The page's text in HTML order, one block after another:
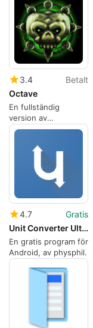
3.4
Betalt
Octave
En fullständig
version av
programmet för
Studio.
4.7
Gratis
Unit Converter Ultimate
En gratis program för
Android, av physphil.